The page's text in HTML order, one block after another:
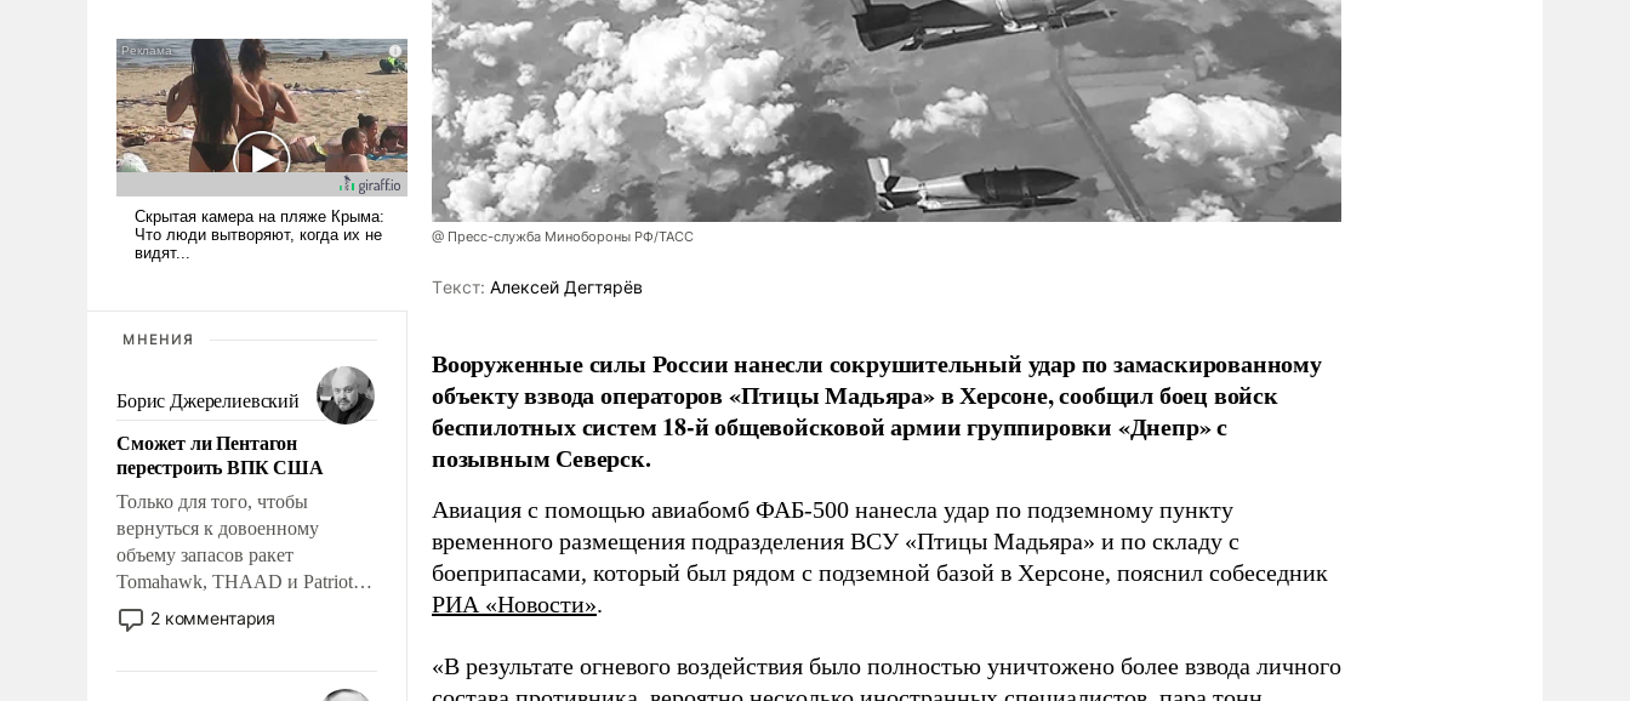
МНЕНИЯ
Борис Джерелиевский
Сможет ли Пентагон
перестроить ВПК США
Только для того, чтобы
вернуться к довоенному
объему запасов ракет
Tomahawk, THAAD и Patriot
США потребуется более трех
лет. Даже небольшая война с
2 комментария
@ Пресс-служба Минобороны РФ/ТАСС
Tекст: Алексей Дегтярёв
Вооруженные силы России нанесли сокрушительный удар по замаскированному
объекту взвода операторов «Птицы Мадьяра» в Херсоне, сообщил боец войск
беспилотных систем 18-й общевойсковой армии группировки «Днепр» с
позывным Северск.
Авиация с помощью авиабомб ФАБ-500 нанесла удар по подземному пункту
временного размещения подразделения ВСУ «Птицы Мадьяра» и по складу с
боеприпасами, который был рядом с подземной базой в Херсоне, пояснил собеседник
РИА «Новости».
«В результате огневого воздействия было полностью уничтожено более взвода личного